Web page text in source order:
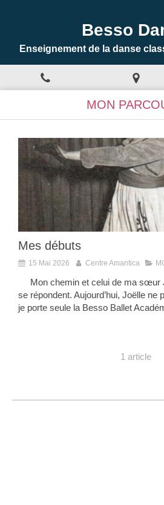
Besso
Enseignement de la danse
MON
Mes débuts
15 Mai 2026 Centre Amantica
Mon chemin et celui de ma sœur
se répondent. Aujourd’hui, Joëlle ne
je porte seule la Besso Ballet
1 article